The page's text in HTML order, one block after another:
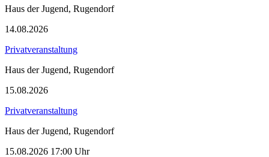
Haus der Jugend, Rugendorf
14.08.2026
Privatveranstaltung
Haus der Jugend, Rugendorf
15.08.2026
Privatveranstaltung
Haus der Jugend, Rugendorf
15.08.2026 17:00 Uhr